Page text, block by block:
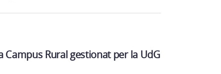
Campus Rural gestionat per la UdG